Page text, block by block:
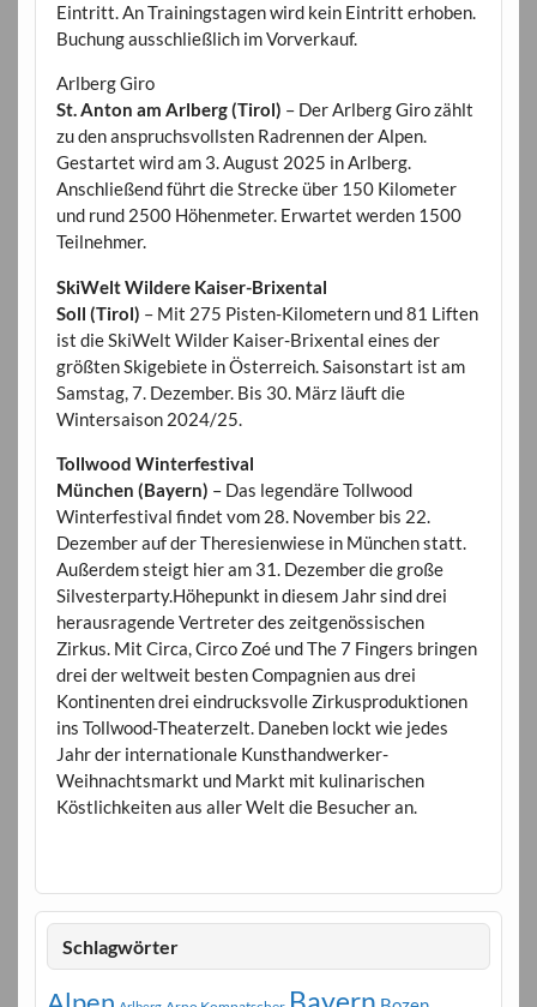
Eintritt. An Trainingstagen wird kein Eintritt erhoben.
Buchung ausschließlich im Vorverkauf.
Arlberg Giro
St. Anton am Arlberg (Tirol) – Der Arlberg Giro zählt
zu den anspruchsvollsten Radrennen der Alpen.
Gestartet wird am 3. August 2025 in Arlberg.
Anschließend führt die Strecke über 150 Kilometer
und rund 2500 Höhenmeter. Erwartet werden 1500
Teilnehmer.
SkiWelt Wildere Kaiser-Brixental
Soll (Tirol) – Mit 275 Pisten-Kilometern und 81 Liften
ist die SkiWelt Wilder Kaiser-Brixental eines der
größten Skigebiete in Österreich. Saisonstart ist am
Samstag, 7. Dezember. Bis 30. März läuft die
Wintersaison 2024/25.
Tollwood Winterfestival
München (Bayern) – Das legendäre Tollwood
Winterfestival findet vom 28. November bis 22.
Dezember auf der Theresienwiese in München statt.
Außerdem steigt hier am 31. Dezember die große
Silvesterparty.Höhepunkt in diesem Jahr sind drei
herausragende Vertreter des zeitgenössischen
Zirkus. Mit Circa, Circo Zoé und The 7 Fingers bringen
drei der weltweit besten Compagnien aus drei
Kontinenten drei eindrucksvolle Zirkusproduktionen
ins Tollwood-Theaterzelt. Daneben lockt wie jedes
Jahr der internationale Kunsthandwerker-
Weihnachtsmarkt und Markt mit kulinarischen
Köstlichkeiten aus aller Welt die Besucher an.
Schlagwörter